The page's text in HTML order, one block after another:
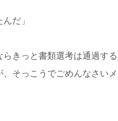
だ」
らきっと書類選考は通過する
そっこうでごめんなさいメ